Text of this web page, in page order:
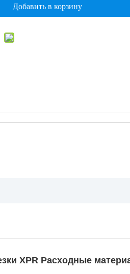
Добавить в корзину
XPR Расходные